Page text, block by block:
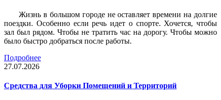
Жизнь в большом городе не оставляет времени на долгие
поездки. Особенно если речь идет о спорте. Хочется, чтобы
зал был рядом. Чтобы не тратить час на дорогу. Чтобы можно
было быстро добраться после работы.
Подробнее
27.07.2026
Средства для Уборки Помещений и Территорий